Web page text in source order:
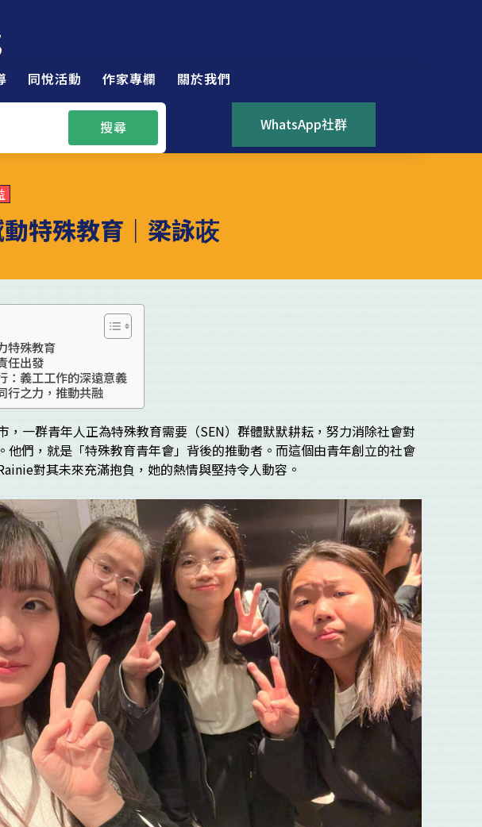
同悅活動 作家專欄 關於我們
搜尋 WhatsApp社群
特殊教育｜梁詠荍
特殊教育
任出發
：義工工作的深遠意義
行之力，推動共融
，一群青年人正為特殊教育需要（SEN）群體默默耕耘，努力消除社會對
他們，就是「特殊教育青年會」背後的推動者。而這個由青年創立的社會
對其未來充滿抱負，她的熱情與堅持令人動容。